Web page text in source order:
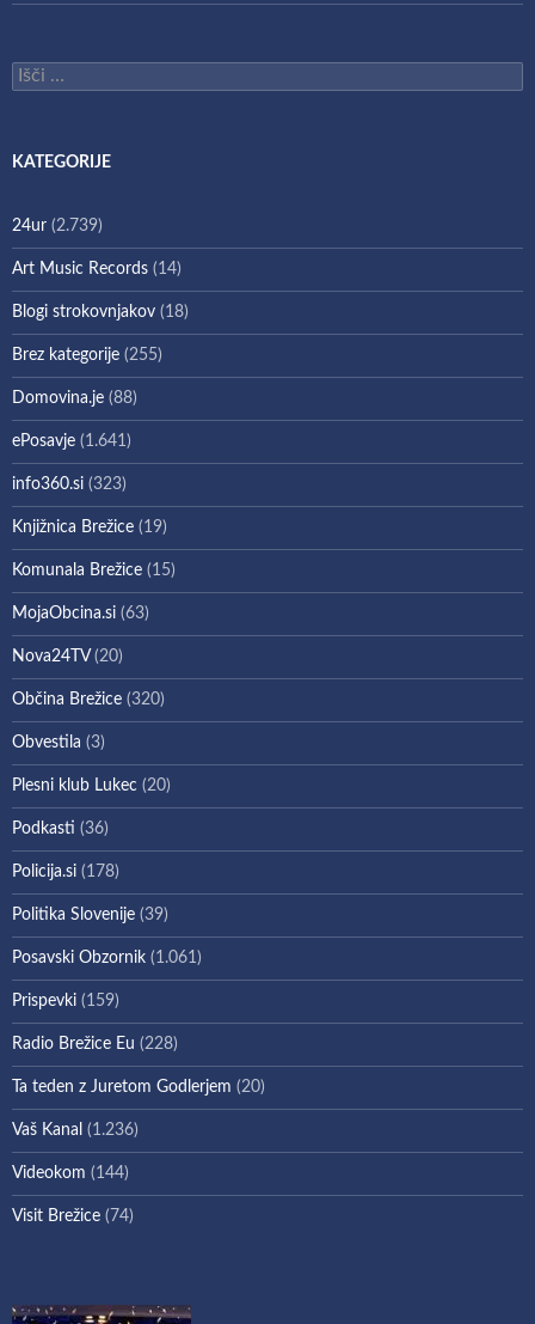
Išči:
KATEGORIJE
24ur (2.739)
Art Music Records (14)
Blogi strokovnjakov (18)
Brez kategorije (255)
Domovina.je (88)
ePosavje (1.641)
info360.si (323)
Knjižnica Brežice (19)
Komunala Brežice (15)
MojaObcina.si (63)
Nova24TV(20)
Občina Brežice (320)
Obvestila (3)
Plesni klub Lukec (20)
Podkasti (36)
Policija.si (178)
Politika Slovenije (39)
Posavski Obzornik (1.061)
Prispevki (159)
Radio Brežice Eu (228)
Ta teden z Juretom Godlerjem (20)
Vaš Kanal (1.236)
Videokom (144)
Visit Brežice (74)